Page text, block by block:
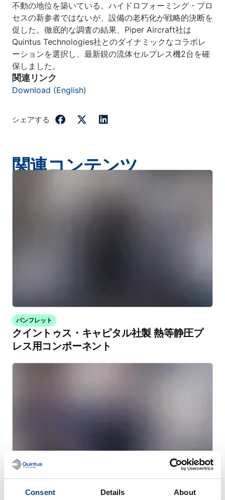
Consent Details About
不動の地位を築いている。ハイドロフォーミング・プロ
セスの新参者ではないが、設備の老朽化が戦略的決断を
促した。徹底的な調査の結果、Piper Aircraft社は
Quintus Technologies社とのダイナミックなコラボレ
ーションを選択し、最新鋭の流体セルプレス機2台を確
保しました。
関連リンク
Download (English)
シェアする
関連コンテンツ
パンフレット
クイントゥス・キャピタル社製 熱等静圧プ
レス用コンポーネント